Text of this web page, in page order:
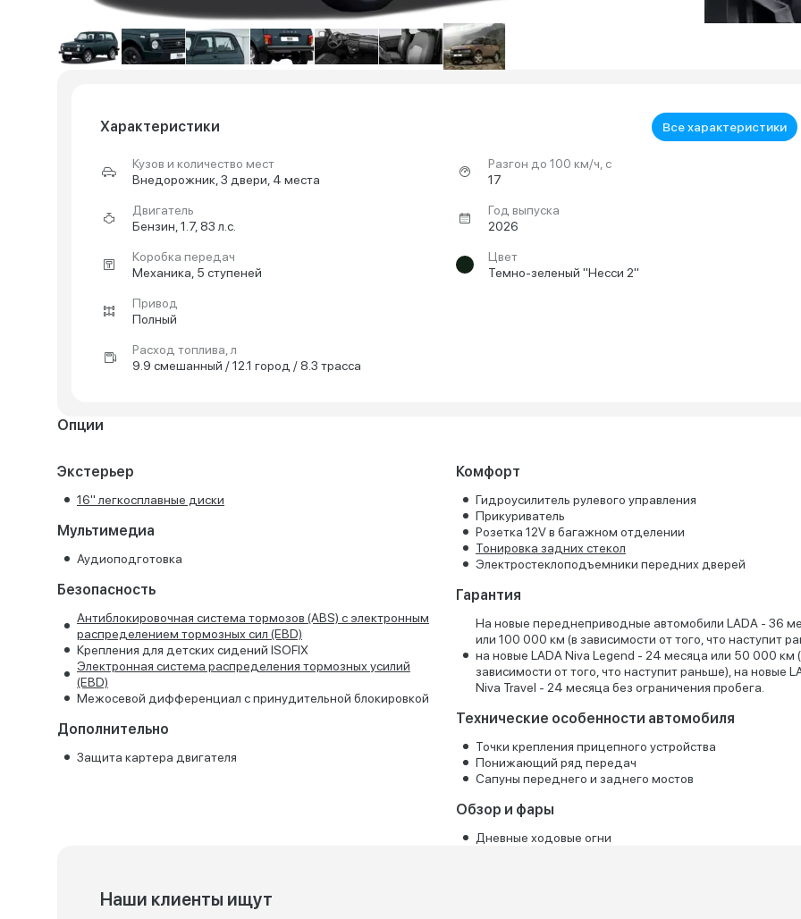
Характеристики Все характеристики
Кузов и количество мест
Внедорожник, 3 двери, 4 места
Двигатель
Бензин, 1.7, 83 л.с.
Коробка передач
Механика, 5 ступеней
Привод
Полный
Расход топлива, л
9.9 смешанный / 12.1 город / 8.3 трасса
Разгон до 100 км/ч, с
17
Год выпуска
2026
Цвет
Темно-зеленый "Несси 2"
Опции
Экстерьер
16'' легкосплавные диски
Мультимедиа
Аудиоподготовка
Безопасность
Антиблокировочная система тормозов (ABS) с электронным
распределением тормозных сил (EBD)
Крепления для детских сидений ISOFIX
Электронная система распределения тормозных усилий
(EBD)
Межосевой дифференциал с принудительной блокировкой
Дополнительно
Защита картера двигателя
Комфорт
Гидроусилитель рулевого управления
Прикуриватель
Розетка 12V в багажном отделении
Тонировка задних стекол
Электростеклоподъемники передних дверей
Гарантия
На новые переднеприводные автомобили LADA - 36
или 100 000 км (в зависимости от того, что наступит
на новые LADA Niva Legend - 24 месяца или 50 000 км
зависимости от того, что наступит раньше), на новые
Niva Travel - 24 месяца без ограничения пробега.
Технические особенности автомобиля
Точки крепления прицепного устройства
Понижающий ряд передач
Сапуны переднего и заднего мостов
Обзор и фары
Дневные ходовые огни
Наши клиенты ищут